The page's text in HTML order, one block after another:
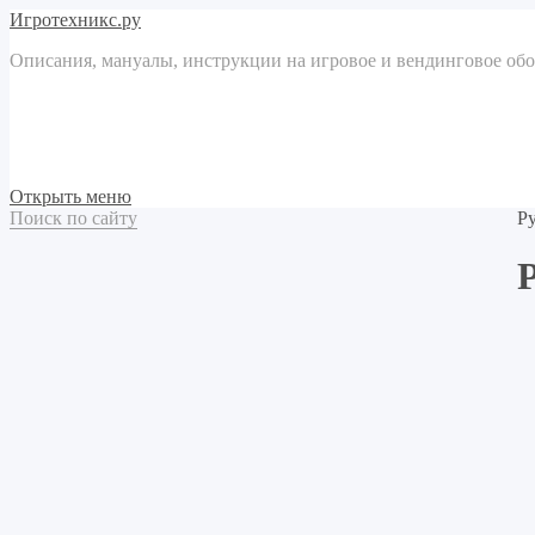
Игротехникс.ру
Описания, мануалы, инструкции на игровое и вендинговое
Открыть меню
Поиск по сайту